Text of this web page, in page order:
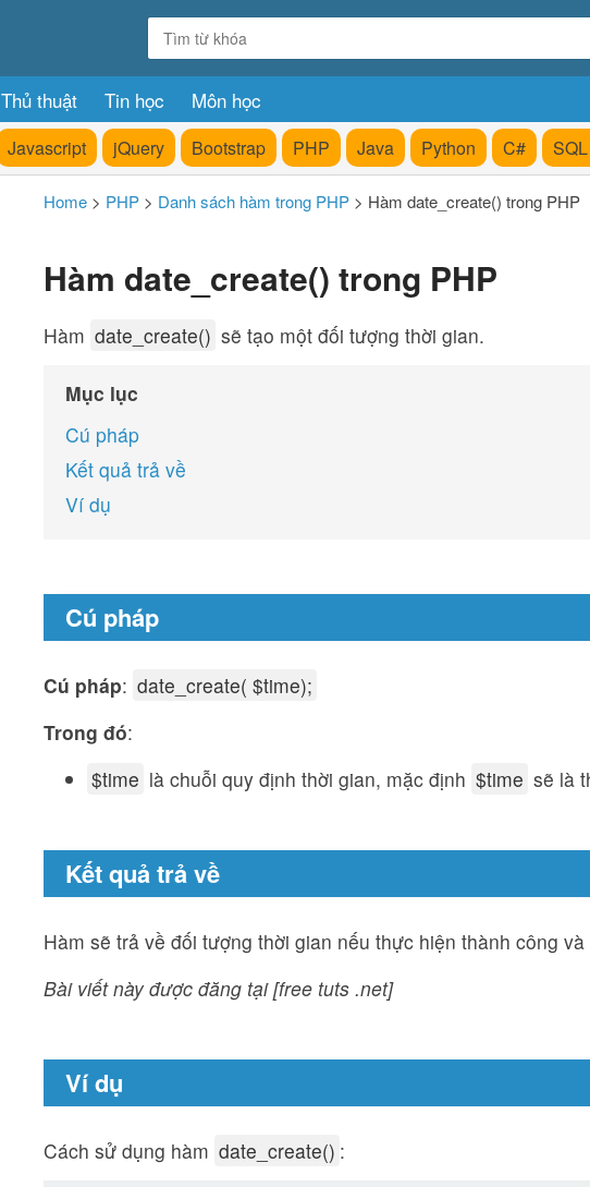
Thủ thuật Tin học Môn học
Javascript jQuery Bootstrap PHP Java Python C#
Home > PHP > Danh sách hàm trong PHP > Hàm date_create() trong PHP
Hàm date_create() trong PHP
Hàm date_create() sẽ tạo một đối tượng thời gian.
Mục lục
Cú pháp
Kết quả trả về
Ví dụ
Cú pháp
Cú pháp: date_create( $time);
Trong đó:
$time là chuỗi quy định thời gian, mặc định $time sẽ là
Kết quả trả về
Hàm sẽ trả về đối tượng thời gian nếu thực hiện thành công và
Bài viết này được đăng tại [free tuts .net]
Ví dụ
Cách sử dụng hàm date_create() :